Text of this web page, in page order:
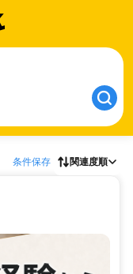
条件保存 関連度順